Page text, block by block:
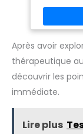
où. Utilisation
point de
être utilisé pour
épaules, les
dos, les fesses
qui sont
pressées sur
la force va
point de
DE HAUTE
or, argent
peau
n'importe
soulager
panique ou
Après avoir
thérapeutique
découvrir les
immédiate.
Lire plus